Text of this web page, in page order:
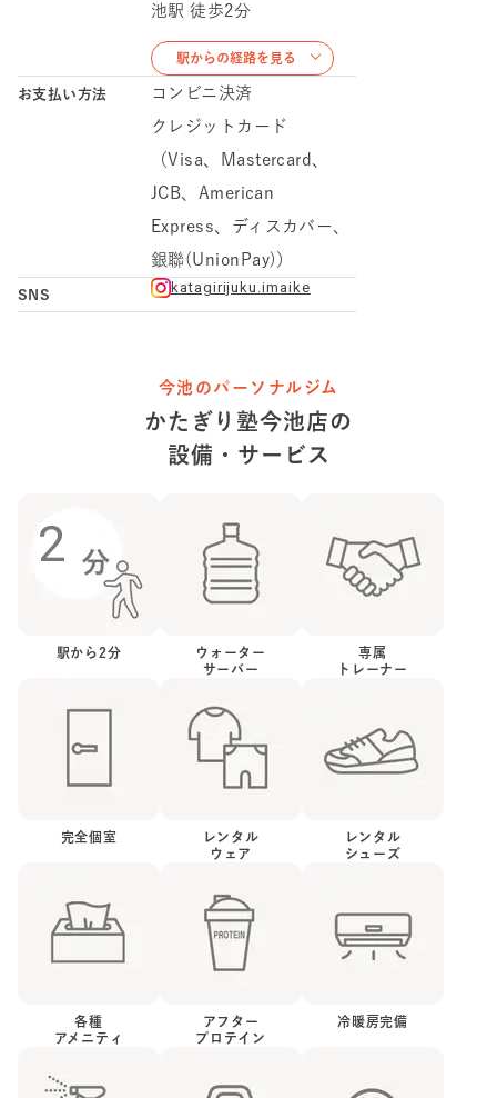
池駅 徒歩2分
駅からの経路を見る
お支払い方法
コンビニ決済
クレジットカード
（Visa、Mastercard、
JCB、American
Express、ディスカバー、
銀聯(UnionPay)）
SNS katagirijuku.imaike
今池のパーソナルジム
かたぎり塾今池店 の
設備・サービス
2
駅から2分
ウォーター
サーバー
専属
トレーナー
完全個室
レンタル
ウェア
レンタル
シューズ
各種
アメニティ
アフター
プロテイン
冷暖房完備